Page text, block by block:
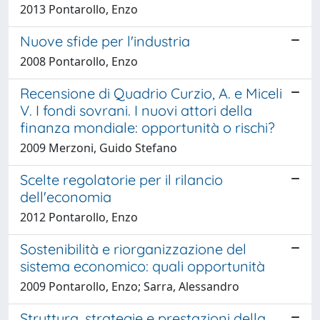
2013 Pontarollo, Enzo
Nuove sfide per l'industria
2008 Pontarollo, Enzo
Recensione di Quadrio Curzio, A. e Miceli
V. I fondi sovrani. I nuovi attori della
finanza mondiale: opportunità o rischi?
2009 Merzoni, Guido Stefano
Scelte regolatorie per il rilancio
dell'economia
2012 Pontarollo, Enzo
Sostenibilità e riorganizzazione del
sistema economico: quali opportunità
2009 Pontarollo, Enzo; Sarra, Alessandro